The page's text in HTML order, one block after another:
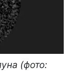
(фото: